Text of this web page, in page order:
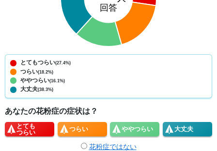
とてもつらい(27.4%)
つらい(18.2%)
ややつらい(16.1%)
大丈夫(38.3%)
あなたの花粉症の症状は？
とても
つらい
つらい ややつらい 大丈夫
花粉症ではない